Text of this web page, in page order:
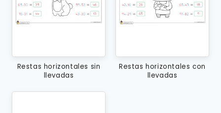
Restas horizontales sin
llevadas
Restas horizontales con
llevadas